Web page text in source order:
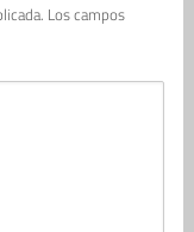
Los campos